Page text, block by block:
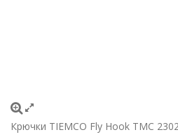
Крючки ТIEMCO Fly Hook TMC